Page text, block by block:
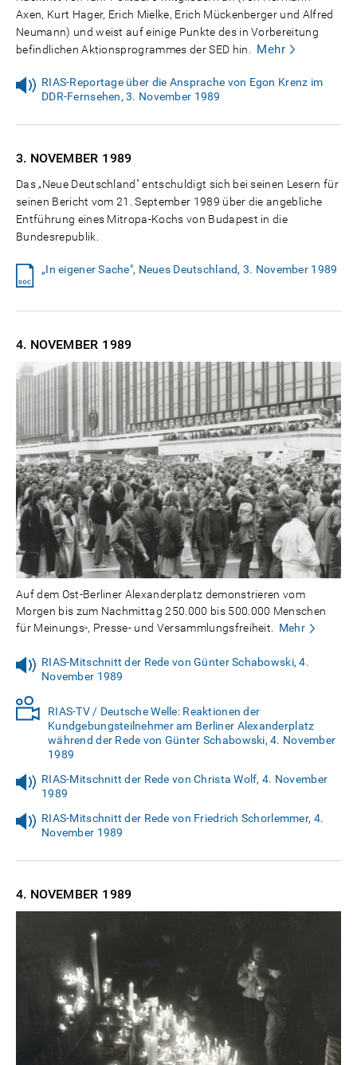
Axen, Kurt Hager, Erich Mielke, Erich Mückenberger und Alfred
Neumann) und weist auf einige Punkte des in Vorbereitung
befindlichen Aktionsprogrammes der SED hin.
Mehr
RIAS-Reportage über die Ansprache von Egon Krenz im
DDR-Fernsehen, 3. November 1989
3. NOVEMBER 1989
Das „Neue Deutschland" entschuldigt sich bei seinen Lesern für
seinen Bericht vom 21. September 1989 über die angebliche
Entführung eines Mitropa-Kochs von Budapest in die
Bundesrepublik.
„In eigener Sache", Neues Deutschland, 3. November 1989
4. NOVEMBER 1989
Auf dem Ost-Berliner Alexanderplatz demonstrieren vom
Morgen bis zum Nachmittag 250.000 bis 500.000 Menschen
für Meinungs-, Presse- und Versammlungsfreiheit. Mehr
RIAS-Mitschnitt der Rede von Günter Schabowski, 4.
November 1989
RIAS-TV / Deutsche Welle: Reaktionen der
Kundgebungsteilnehmer am Berliner Alexanderplatz
während der Rede von Günter Schabowski, 4. November
1989
RIAS-Mitschnitt der Rede von Christa Wolf, 4. November
1989
RIAS-Mitschnitt der Rede von Friedrich Schorlemmer, 4.
November 1989
4. NOVEMBER 1989